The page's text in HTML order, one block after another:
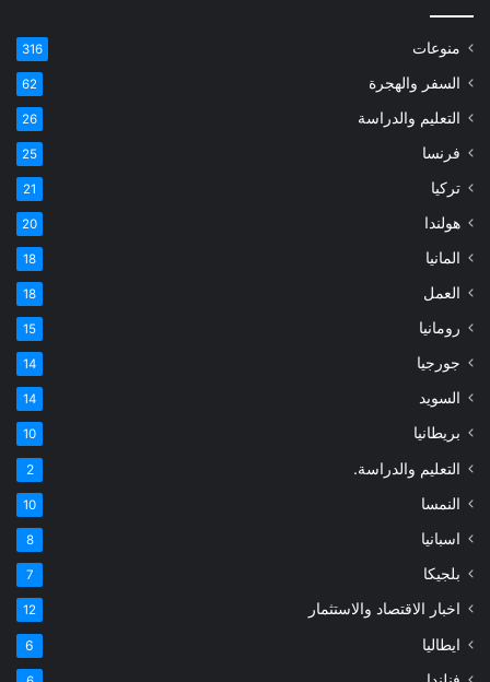
منوعات 316
السفر والهجرة 62
التعليم والدراسة 26
فرنسا 25
تركيا 21
هولندا 20
المانيا 18
العمل 18
رومانيا 15
جورجيا 14
السويد 14
بريطانيا 10
التعليم والدراسة. 2
النمسا 10
اسبانيا 8
بلجيكا 7
اخبار الاقتصاد والاستثمار 12
ايطاليا 6